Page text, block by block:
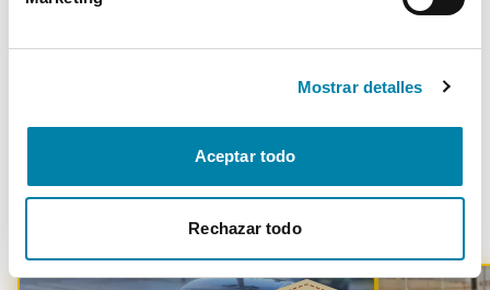
Mostrar detalles
Aceptar todo
Rechazar todo
Otros coches parecidos